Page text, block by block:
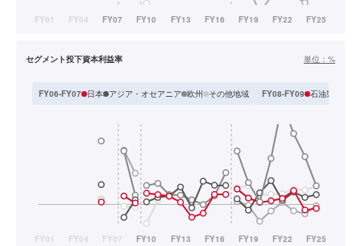
セグメント投下資本利益率 単位： %
FY06-FY07 日本 アジア・オセアニア 欧州 その他地域 FY08-FY09 石油製品